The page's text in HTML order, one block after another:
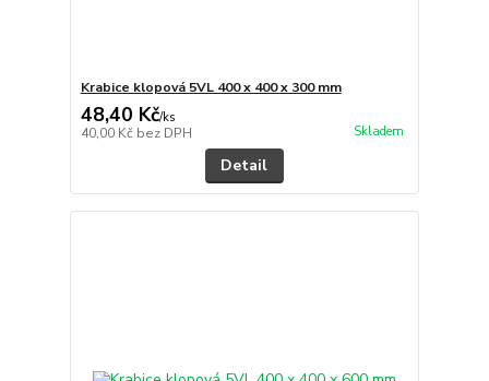
Krabice klopová 5VL 400 x 400 x 300 mm
48,40 Kč/ks
40,00 Kč bez DPH Skladem
Detail